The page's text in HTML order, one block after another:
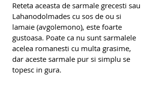
Reteta aceasta de sarmale grecesti sau
Lahanodolmades cu sos de ou si
lamaie (avgolemono), este foarte
gustoasa. Poate ca nu sunt sarmalele
acelea romanesti cu multa grasime,
dar aceste sarmale pur si simplu se
topesc in gura.